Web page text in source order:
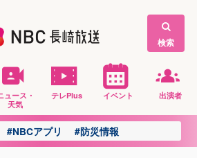
検索
ュース・
天気
テレPlus イベント 出演者
#NBCアプリ #防災情報